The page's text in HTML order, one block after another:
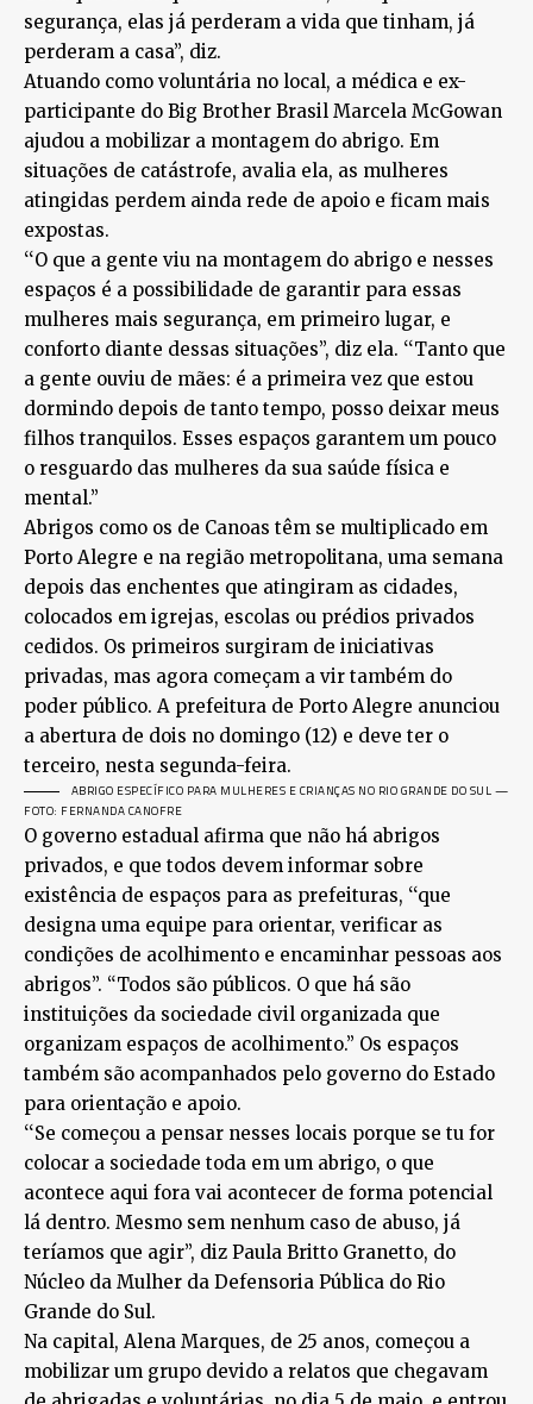
segurança, elas já perderam a vida que tinham, já
perderam a casa’’, diz.
Atuando como voluntária no local, a médica e ex-
participante do Big Brother Brasil Marcela McGowan
ajudou a mobilizar a montagem do abrigo. Em
situações de catástrofe, avalia ela, as mulheres
atingidas perdem ainda rede de apoio e ficam mais
expostas.
‘‘O que a gente viu na montagem do abrigo e nesses
espaços é a possibilidade de garantir para essas
mulheres mais segurança, em primeiro lugar, e
conforto diante dessas situações’’, diz ela. ‘‘Tanto que
a gente ouviu de mães: é a primeira vez que estou
dormindo depois de tanto tempo, posso deixar meus
filhos tranquilos. Esses espaços garantem um pouco
o resguardo das mulheres da sua saúde física e
mental.”
Abrigos como os de Canoas têm se multiplicado em
Porto Alegre e na região metropolitana, uma semana
depois das enchentes que atingiram as cidades,
colocados em igrejas, escolas ou prédios privados
cedidos. Os primeiros surgiram de iniciativas
privadas, mas agora começam a vir também do
poder público. A prefeitura de Porto Alegre anunciou
a abertura de dois no domingo (12) e deve ter o
terceiro, nesta segunda-feira.
ABRIGO ESPECÍFICO PARA MULHERES E CRIANÇAS NO RIO GRANDE DO SUL —
FOTO: FERNANDA CANOFRE
O governo estadual afirma que não há abrigos
privados, e que todos devem informar sobre
existência de espaços para as prefeituras, ‘‘que
designa uma equipe para orientar, verificar as
condições de acolhimento e encaminhar pessoas aos
abrigos’’. “Todos são públicos. O que há são
instituições da sociedade civil organizada que
organizam espaços de acolhimento.” Os espaços
também são acompanhados pelo governo do Estado
para orientação e apoio.
‘‘Se começou a pensar nesses locais porque se tu for
colocar a sociedade toda em um abrigo, o que
acontece aqui fora vai acontecer de forma potencial
lá dentro. Mesmo sem nenhum caso de abuso, já
teríamos que agir’’, diz Paula Britto Granetto, do
Núcleo da Mulher da Defensoria Pública do Rio
Grande do Sul.
Na capital, Alena Marques, de 25 anos, começou a
mobilizar um grupo devido a relatos que chegavam